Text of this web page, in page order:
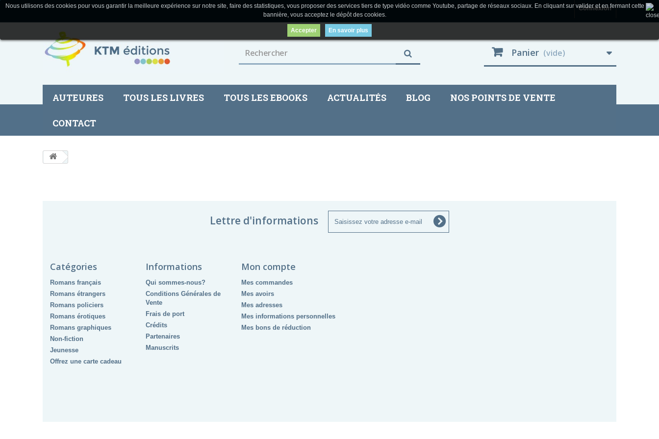
Connexion
Panier (vide)
AUTEURES TOUS LES LIVRES TOUS LES EBOOKS ACTUALITÉS BLOG NOS POINTS DE VENTE
CONTACT
Nous utilisons des cookies pour vous garantir la meilleure expérience sur notre site, faire des statistiques, vous proposer des services tiers de type vidéo comme Youtube, partage de réseaux sociaux. En cliquant sur valider et en fermant cette
bannière, vous acceptez le dépôt des cookies.
Accepter En savoir plus
Lettre d'informations
Catégories
Romans français
Romans étrangers
Romans policiers
Romans érotiques
Romans graphiques
Non-fiction
Jeunesse
Offrez une carte cadeau
Informations
Qui sommes-nous?
Conditions Générales de
Vente
Frais de port
Crédits
Partenaires
Manuscrits
Mon compte
Mes commandes
Mes avoirs
Mes adresses
Mes informations personnelles
Mes bons de réduction